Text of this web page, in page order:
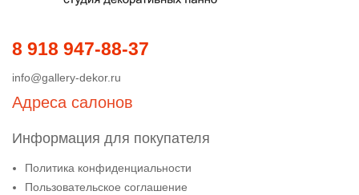
8 918 947-88-37
info@gallery-dekor.ru
Адреса салонов
Информация для покупателя
Политика конфиденциальности
Пользовательское соглашение